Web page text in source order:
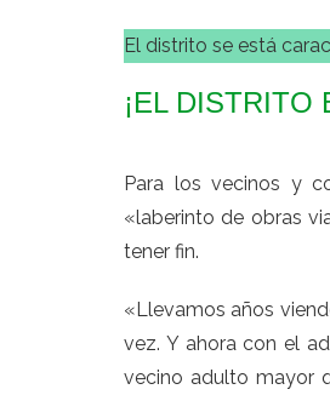
El distrito se está
¡EL DISTRITO
Para los vecinos y
«laberinto de obras
tener fin.
«Llevamos años
vez. Y ahora con el
vecino adulto mayor